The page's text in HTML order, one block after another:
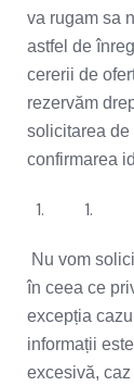
va rugam sa
astfel de
cererii de
rezervăm
solicitarea de
confirmarea
Nu vom
în ceea ce
excepția
informații
excesivă,